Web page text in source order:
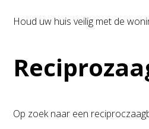
Houd uw huis veilig met de
Op zoek naar een